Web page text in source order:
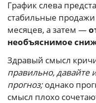
График слева
стабильные
месяцев, а затем —
необъяснимое
Здравый смысл
правильно, давайте
прогноз;однако
смысл плохо